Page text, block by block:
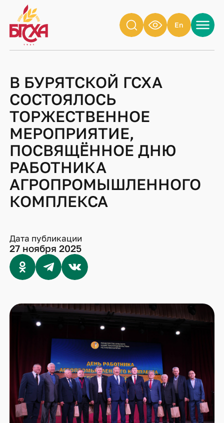
En
В БУРЯТСКОЙ ГСХА
СОСТОЯЛОСЬ
ТОРЖЕСТВЕННОЕ
МЕРОПРИЯТИЕ,
ПОСВЯЩЁННОЕ ДНЮ
РАБОТНИКА
АГРОПРОМЫШЛЕННОГО
КОМПЛЕКСА
Дата публикации
27 ноября 2025